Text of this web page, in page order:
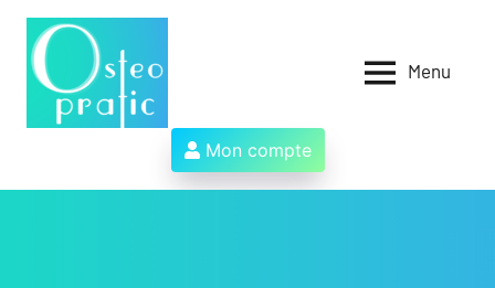
Aller
contenu
des
ostéopathes
et
Menu
Mon compte